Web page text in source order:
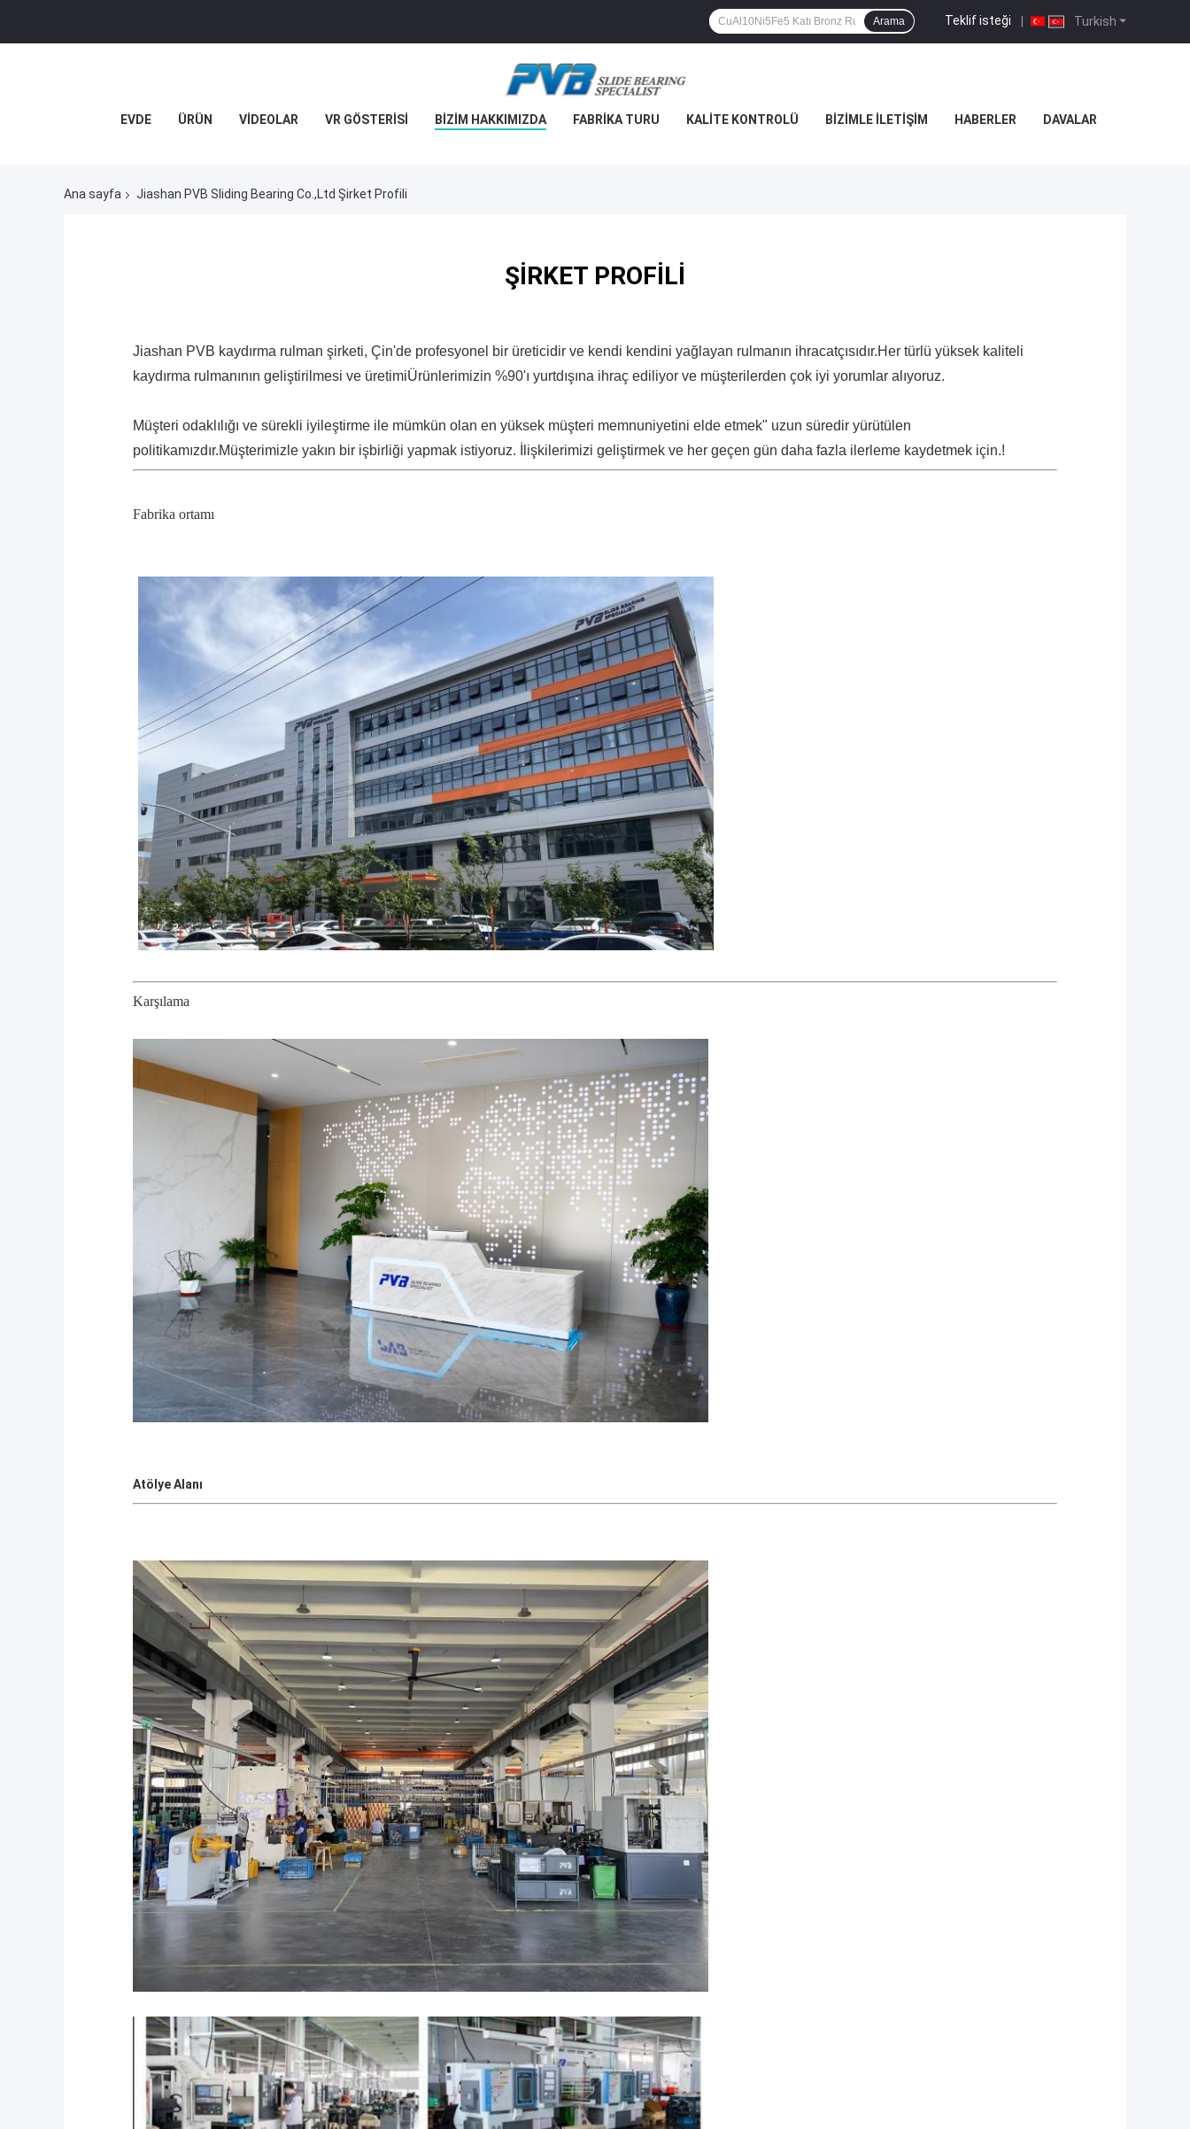
Turkish
Teklif isteği |
Arama
EVDE ÜRÜN VIDEOLAR VR GÖSTERISI BIZIM HAKKIMIZDA FABRIKA TURU KALITE KONTROLÜ BIZIMLE İLETIŞIM HABERLER DAVALAR
Ana sayfa Jiashan PVB Sliding Bearing Co.,Ltd Şirket Profili
ŞIRKET PROFILI
Jiashan PVB kaydırma rulman şirketi, Çin'de profesyonel bir üreticidir ve kendi kendini yağlayan rulmanın ihracatçısıdır.Her türlü yüksek kaliteli
kaydırma rulmanının geliştirilmesi ve üretimiÜrünlerimizin %90'ı yurtdışına ihraç ediliyor ve müşterilerden çok iyi yorumlar alıyoruz.
Müşteri odaklılığı ve sürekli iyileştirme ile mümkün olan en yüksek müşteri memnuniyetini elde etmek" uzun süredir yürütülen
politikamızdır.Müşterimizle yakın bir işbirliği yapmak istiyoruz. İlişkilerimizi geliştirmek ve her geçen gün daha fazla ilerleme kaydetmek için.!
Fabrika ortamı
Karşılama
Atölye Alanı